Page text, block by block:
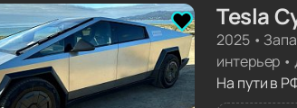
Tesla
2025•
интерьер •
На пути в